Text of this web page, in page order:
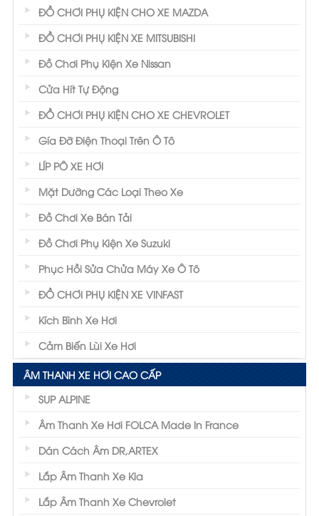
ĐỒ CHƠI PHỤ KIỆN CHO XE MAZDA
ĐỒ CHƠI PHỤ KIỆN XE MITSUBISHI
Đồ Chơi Phụ Kiện Xe Nissan
Cửa Hít Tự Động
ĐỒ CHƠI PHỤ KIỆN CHO XE CHEVROLET
Gía Đỡ Điện Thoại Trên Ô Tô
LÍP PÔ XE HƠI
Mặt Dưỡng Các Loại Theo Xe
Đồ Chơi Xe Bán Tải
Đồ Chơi Phụ Kiện Xe Suzuki
Phục Hồi Sửa Chửa Máy Xe Ô Tô
ĐỒ CHƠI PHỤ KIỆN XE VINFAST
Kích Bình Xe Hơi
Cảm Biến Lùi Xe Hơi
ÂM THANH XE HƠI CAO CẤP
SUP ALPINE
Âm Thanh Xe Hơi FOLCA Made In France
Dán Cách Âm DR,ARTEX
Lắp Âm Thanh Xe Kia
Lắp Âm Thanh Xe Chevrolet